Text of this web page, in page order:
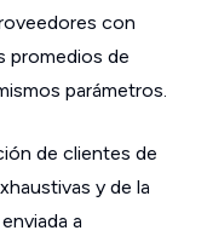
con
promedios de
parámetros.
de clientes de
y de la
a